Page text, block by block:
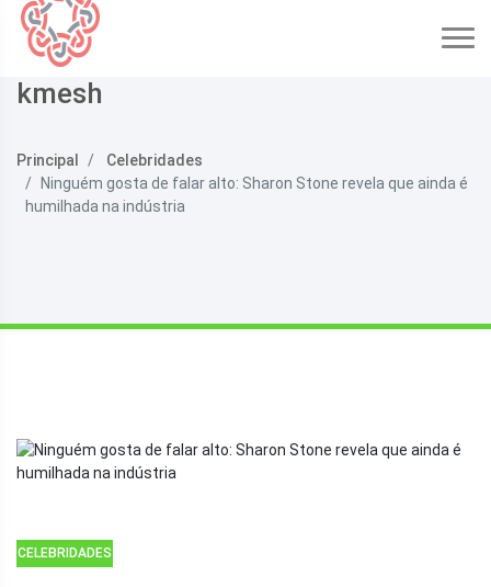
kmesh
Principal
Celebridades
Ninguém gosta de falar alto: Sharon Stone revela que ainda é
humilhada na indústria
CELEBRIDADES